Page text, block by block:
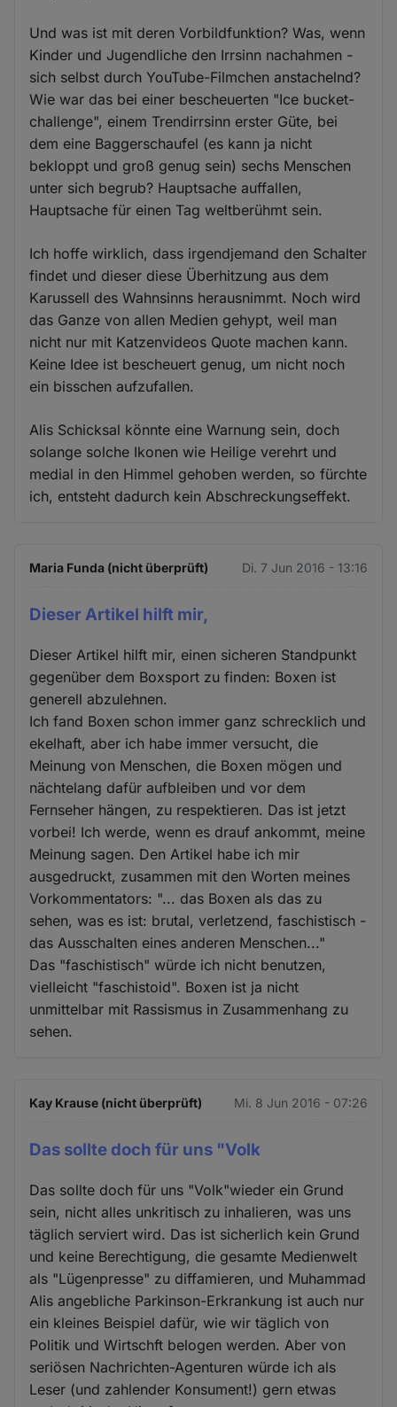
Und was ist mit deren Vorbildfunktion? Was, wenn
Kinder und Jugendliche den Irrsinn nachahmen -
sich selbst durch YouTube-Filmchen anstachelnd?
Wie war das bei einer bescheuerten "Ice bucket-
challenge", einem Trendirrsinn erster Güte, bei
dem eine Baggerschaufel (es kann ja nicht
bekloppt und groß genug sein) sechs Menschen
unter sich begrub? Hauptsache auffallen,
Hauptsache für einen Tag weltberühmt sein.
Ich hoffe wirklich, dass irgendjemand den Schalter
findet und dieser diese Überhitzung aus dem
Karussell des Wahnsinns herausnimmt. Noch wird
das Ganze von allen Medien gehypt, weil man
nicht nur mit Katzenvideos Quote machen kann.
Keine Idee ist bescheuert genug, um nicht noch
ein bisschen aufzufallen.
Alis Schicksal könnte eine Warnung sein, doch
solange solche Ikonen wie Heilige verehrt und
medial in den Himmel gehoben werden, so fürchte
ich, entsteht dadurch kein Abschreckungseffekt.
Maria Funda (nicht überprüft) Di. 7 Jun 2016 - 13:16
Dieser Artikel hilft mir,
Dieser Artikel hilft mir, einen sicheren Standpunkt
gegenüber dem Boxsport zu finden: Boxen ist
generell abzulehnen.
Ich fand Boxen schon immer ganz schrecklich und
ekelhaft, aber ich habe immer versucht, die
Meinung von Menschen, die Boxen mögen und
nächtelang dafür aufbleiben und vor dem
Fernseher hängen, zu respektieren. Das ist jetzt
vorbei! Ich werde, wenn es drauf ankommt, meine
Meinung sagen. Den Artikel habe ich mir
ausgedruckt, zusammen mit den Worten meines
Vorkommentators: "... das Boxen als das zu
sehen, was es ist: brutal, verletzend, faschistisch -
das Ausschalten eines anderen Menschen..."
Das "faschistisch" würde ich nicht benutzen,
vielleicht "faschistoid". Boxen ist ja nicht
unmittelbar mit Rassismus in Zusammenhang zu
sehen.
Kay Krause (nicht überprüft) Mi. 8 Jun 2016 - 07:26
Das sollte doch für uns "Volk
Das sollte doch für uns "Volk"wieder ein Grund
sein, nicht alles unkritisch zu inhalieren, was uns
täglich serviert wird. Das ist sicherlich kein Grund
und keine Berechtigung, die gesamte Medienwelt
als "Lügenpresse" zu diffamieren, und Muhammad
Alis angebliche Parkinson-Erkrankung ist auch nur
ein kleines Beispiel dafür, wie wir täglich von
Politik und Wirtschft belogen werden. Aber von
seriösen Nachrichten-Agenturen würde ich als
Leser (und zahlender Konsument!) gern etwas